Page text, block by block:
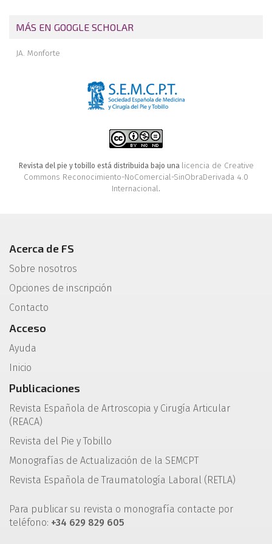
MÁS EN GOOGLE SCHOLAR
JA. Monforte
Revista del pie y tobillo está distribuida bajo una licencia de Creative
Commons Reconocimiento-NoComercial-SinObraDerivada 4.0
Internacional.
Acerca de FS
Sobre nosotros
Opciones de inscripción
Contacto
Acceso
Ayuda
Inicio
Publicaciones
Revista Española de Artroscopia y Cirugía Articular
(REACA)
Revista del Pie y Tobillo
Monografías de Actualización de la SEMCPT
Revista Española de Traumatología Laboral (RETLA)
Para publicar su revista o monografía contacte por
teléfono: +34 629 829 605